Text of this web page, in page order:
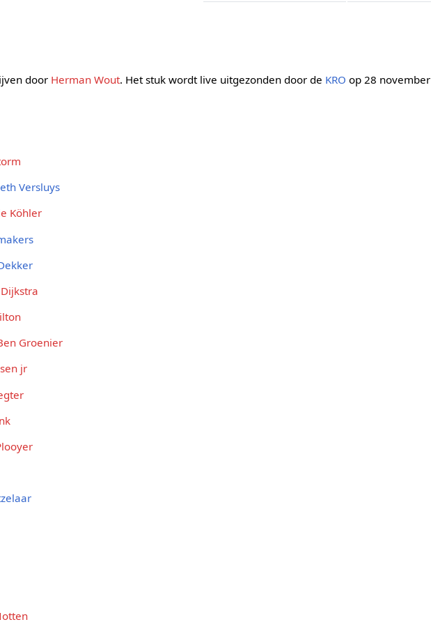
door Herman Wout. Het stuk wordt live uitgezonden door de KRO op 28 november
Versluys
Köhler
Groenier
jr